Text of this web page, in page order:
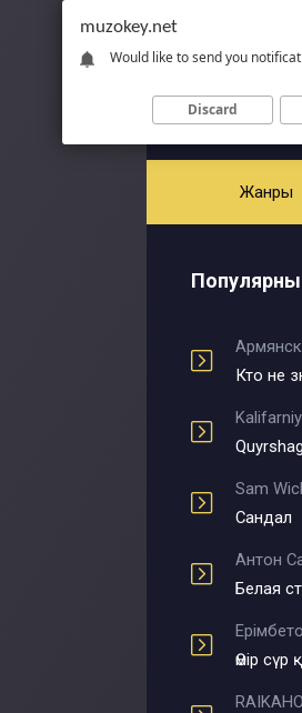
Жанры
Sam
Сандал
Антон
Белая
Өмір
RAIKAHO
muzokey.net
Would like to send you
Discard